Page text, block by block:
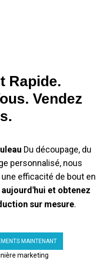
Rapide.
Vendez
Du découpage, du
personnalisé, nous
efficacité de bout en
et obtenez
sur mesure.
MAINTENANT